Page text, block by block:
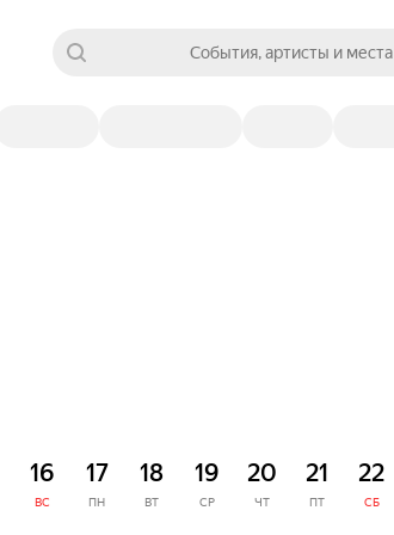
События, артисты и места
16
ВС
17
ПН
18
ВТ
19
СР
20
ЧТ
21
ПТ
22
СБ